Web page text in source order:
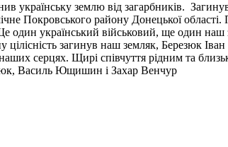
землю від загарбників.
Покровського району Донецької
український військовий, ще один
загинув наш земляк, Березюк
серцях. Щирі співчуття рідним та
Василь Ющишин і Захар Венчур